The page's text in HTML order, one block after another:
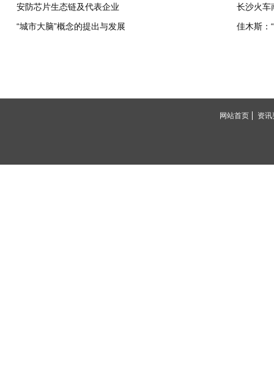
安防芯片生态链及代表企业
长沙火车
“城市大脑”概念的提出与发展
佳木斯：
网站首页 资讯